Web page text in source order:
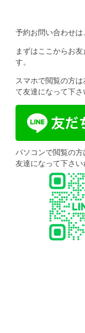
予約お問い合わせは
まずはここからお
す。
スマホで閲覧の方
て友達になって下さ
パソコンで閲覧の
友達になって下さい